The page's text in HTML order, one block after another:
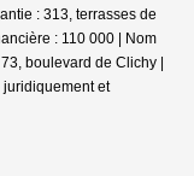
: 313, terrasses de
: 110 000 | Nom
boulevard de Clichy |
juridiquement et